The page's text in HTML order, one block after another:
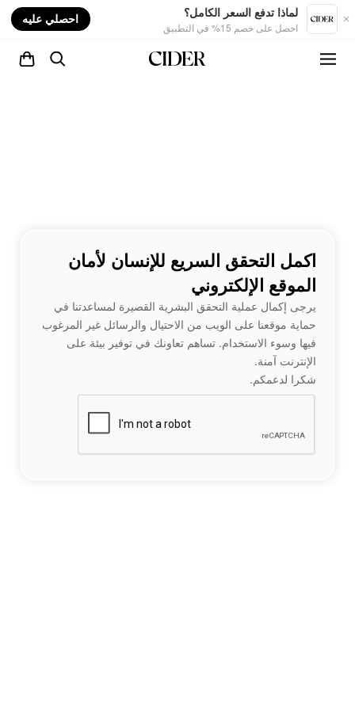
لماذا تدفع السعر الكامل؟
احصل على خصم 15% في التطبيق
احصلي عليه
اكمل التحقق السريع للإنسان لأمان
الموقع الإلكتروني
يرجى إكمال عملية التحقق البشرية القصيرة لمساعدتنا في
حماية موقعنا على الويب من الاحتيال والرسائل غير المرغوب
فيها وسوء الاستخدام. تساهم تعاونك في توفير بيئة على
الإنترنت آمنة.
شكرا لدعمكم.